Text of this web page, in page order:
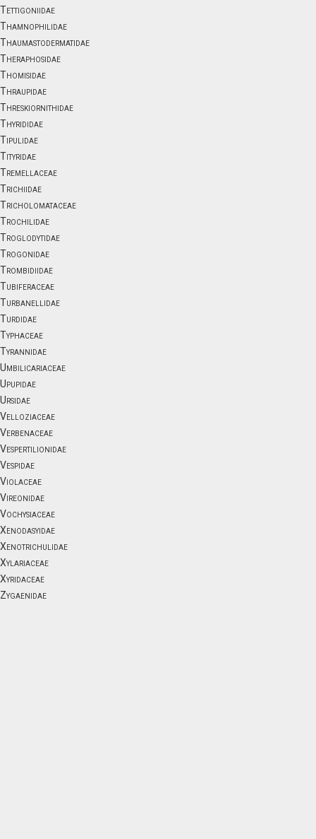
Tettigoniidae
Thamnophilidae
Thaumastodermatidae
Theraphosidae
Thomisidae
Thraupidae
Threskiornithidae
Thyrididae
Tipulidae
Tityridae
Tremellaceae
Trichiidae
Tricholomataceae
Trochilidae
Troglodytidae
Trogonidae
Trombidiidae
Tubiferaceae
Turbanellidae
Turdidae
Typhaceae
Tyrannidae
Umbilicariaceae
Upupidae
Ursidae
Velloziaceae
Verbenaceae
Vespertilionidae
Vespidae
Violaceae
Vireonidae
Vochysiaceae
Xenodasyidae
Xenotrichulidae
Xylariaceae
Xyridaceae
Zygaenidae